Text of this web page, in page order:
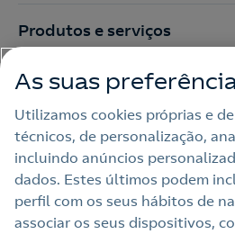
Produtos e serviços
Trabalhar na Repsol
Sala de imprensa
Nota legal
As suas
Utilizamos cookies próprias e
técnicos, de personalização,
incluindo anúncios
dados. Estes últimos podem
perfil com os seus hábitos de
associar os seus dispositivos,